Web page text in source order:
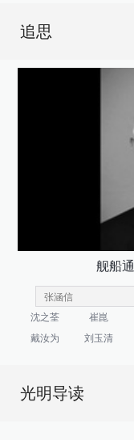
追思
舰船
沈之荃 崔崑
戴汝为
刘玉清
光明导读